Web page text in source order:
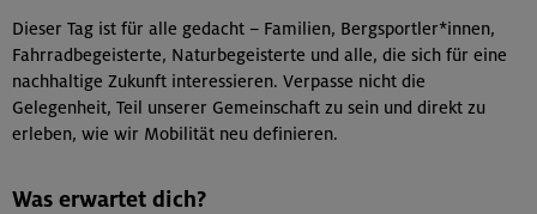
Dieser Tag ist für alle gedacht – Familien, Bergsportler*innen,
Fahrradbegeisterte, Naturbegeisterte und alle, die sich für eine
nachhaltige Zukunft interessieren. Verpasse nicht die
Gelegenheit, Teil unserer Gemeinschaft zu sein und direkt zu
erleben, wie wir Mobilität neu definieren.
Was erwartet dich?